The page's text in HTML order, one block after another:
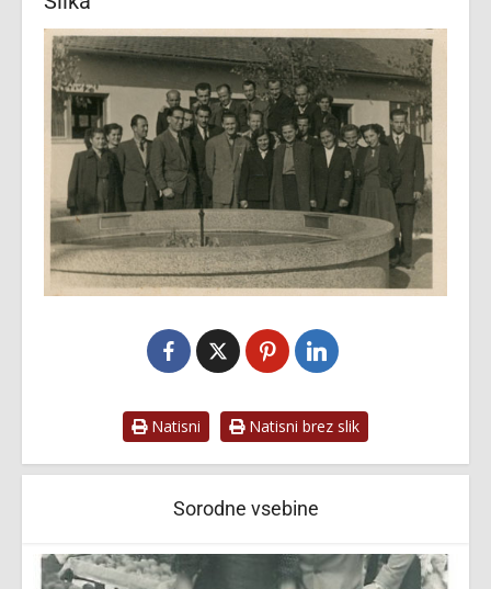
Natisni Natisni brez slik
Sorodne vsebine